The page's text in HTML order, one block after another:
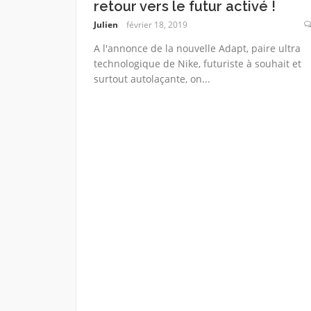
retour vers le futur activé !
Julien février 18, 2019
A l'annonce de la nouvelle Adapt, paire ultra
technologique de Nike, futuriste à souhait et
surtout autolaçante, on...